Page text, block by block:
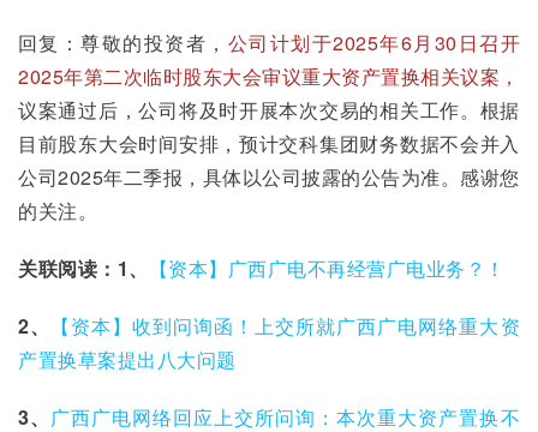
回复：尊敬的投资者， 公司计划于2025年6月30日召开
2025年第二次临时股东大会审议重大资产置换相关议案，
议案通过后，公司将及时开展本次交易的相关工作。根据
目前股东大会时间安排，预计交科集团财务数据不会并入
公司2025年二季报，具体以公司披露的公告为准。感谢您
的关注。
关联阅读：1、 【资本】广西广电不再经营广电业务？！
2、
【资本】收到问询函！上交所就广西广电网络重大资
产置换草案提出八大问题
3、 广西广电网络回应上交所问询：本次重大资产置换不